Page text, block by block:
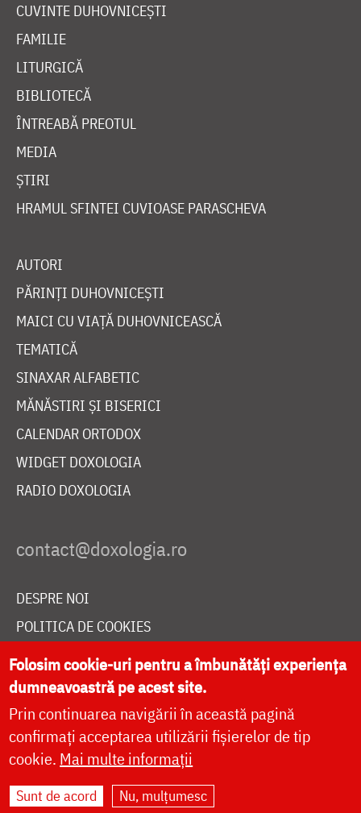
CUVINTE DUHOVNICEȘTI
FAMILIE
LITURGICĂ
BIBLIOTECĂ
ÎNTREABĂ PREOTUL
MEDIA
ȘTIRI
HRAMUL SFINTEI CUVIOASE PARASCHEVA
AUTORI
PĂRINȚI DUHOVNICEȘTI
MAICI CU VIAȚĂ DUHOVNICEASCĂ
TEMATICĂ
SINAXAR ALFABETIC
MĂNĂSTIRI ȘI BISERICI
CALENDAR ORTODOX
WIDGET DOXOLOGIA
RADIO DOXOLOGIA
DESPRE NOI
POLITICA DE COOKIES
DONEAZĂ ONLINE PENTRU CATEDRALA NAȚIONALĂ
LIVE
Site dezvoltat deDOXOLOGIA MEDIA
Folosim cookie-uri pentru a îmbunătăți experiența
dumneavoastră pe acest site.
Prin continuarea navigării în această pagină
confirmați acceptarea utilizării fișierelor de tip
cookie. Mai multe informații
Sunt de acord Nu, mulțumesc